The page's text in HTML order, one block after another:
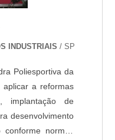
INDUSTRIAIS / SP
Poliesportiva da
aplicar a reformas
implantação de
desenvolvimento
normas